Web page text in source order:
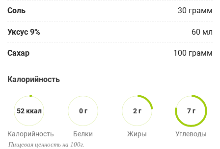
Соль 30 грамм
Уксус 9% 60 мл
Сахар 100 грамм
Калорийность
52 ккал
Калорийность
0 г
Белки
2 г
Жиры
7 г
Углеводы
Пищевая ценность на 100г.